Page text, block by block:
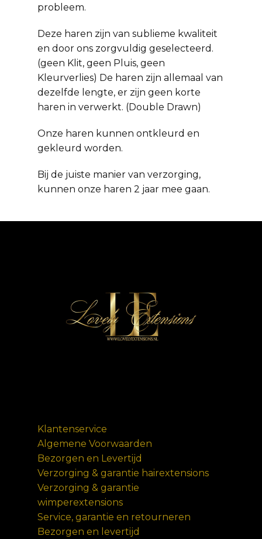
probleem.
Deze haren zijn van sublieme kwaliteit
en door ons zorgvuldig geselecteerd.
(geen Klit, geen Pluis, geen
Kleurverlies) De haren zijn allemaal van
dezelfde lengte, er zijn geen korte
haren in verwerkt. (Double Drawn)
Onze haren kunnen ontkleurd en
gekleurd worden.
Bij de juiste manier van verzorging,
kunnen onze haren 2 jaar mee gaan.
Klantenservice
Algemene Voorwaarden
Bezorgen en Levertijd
Verzorging & garantie hairextensions
Verzorging & garantie
wimperextensions
Service, garantie en retourneren
Bezorgen en levertijd